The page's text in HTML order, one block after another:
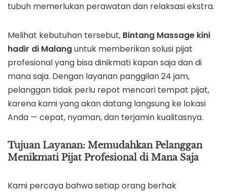
tubuh memerlukan perawatan dan relaksasi ekstra.
Melihat kebutuhan tersebut, Bintang Massage kini
hadir di Malanguntuk memberikan solusi pijat
profesional yang bisa dinikmati kapan saja dan di
mana saja. Dengan layanan panggilan 24 jam,
pelanggan tidak perlu repot mencari tempat pijat,
karena kami yang akan datang langsung ke lokasi
Anda — cepat, nyaman, dan terjamin kualitasnya.
Tujuan Layanan: Memudahkan Pelanggan
Menikmati Pijat Profesional di Mana Saja
Kami percaya bahwa setiap orang berhak